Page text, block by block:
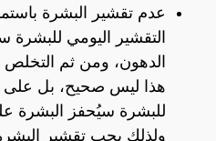
عدم تقشير البشرة
التقشير اليومي
الدهون، ومن ثم
هذا ليس صحيح، بل على
للبشرة سيُحفز البشرة
ولذلك يجب تقشير